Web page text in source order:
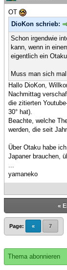
OT
DioKon schrieb:
Schon irgendwie
kann, wenn in
eigentlich ein
Muss man sich
Hallo DioKon,
Nachmittag
die zitierten
30° hat).
Beachte, welche
werden, die seit
Über Otaku habe
Japaner brauchen,
yamaneko
«
Page: « 7
Thema abonnieren